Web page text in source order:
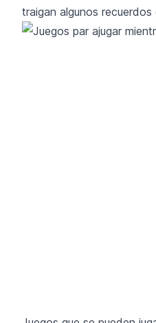
traigan algunos